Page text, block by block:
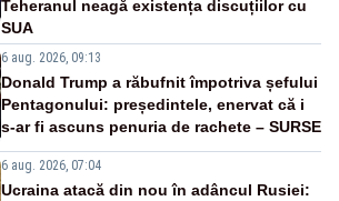
Teheranul neagă existența discuțiilor cu
SUA
6 aug. 2026, 09:13
Donald Trump a răbufnit împotriva șefului
Pentagonului: președintele, enervat că i
s-ar fi ascuns penuria de rachete – SURSE
6 aug. 2026, 07:04
Ucraina atacă din nou în adâncul Rusiei: